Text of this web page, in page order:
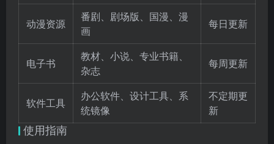
动漫资源
番剧、剧场版、国漫、漫
画
每日更新
电子书
教材、小说、专业书籍、
杂志
每周更新
软件工具
办公软件、设计工具、系
统镜像
不定期更
新
使用指南